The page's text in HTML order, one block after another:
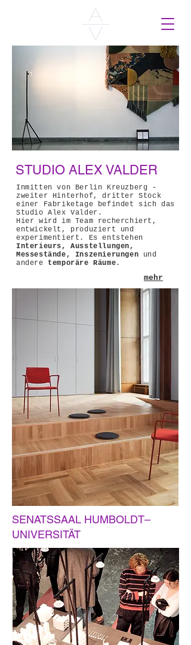
STUDIO ALEX VALDER
Inmitten von Berlin Kreuzberg -
zweiter Hinterhof, dritter Stock
einer Fabriketage befindet sich das
Studio Alex Valder.
Hier wird im Team recherchiert,
entwickelt, produziert und
experimentiert. Es entstehen
Interieurs, Ausstellungen,
Messestände, Inszenierungen und
andere temporäre Räume .
mehr
SENATSSAAL HUMBOLDT–
UNIVERSITÄT